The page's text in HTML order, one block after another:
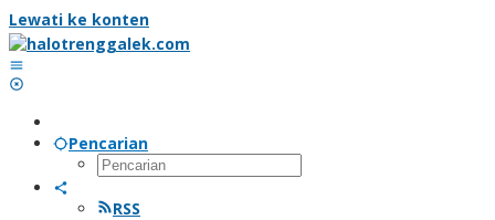
Lewati ke konten
Pencarian
RSS